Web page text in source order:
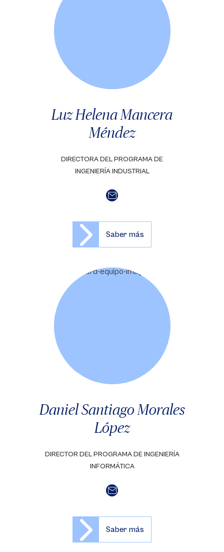
Luz Helena Mancera
Méndez
DIRECTORA DEL PROGRAMA DE
INGENIERÍA INDUSTRIAL
Saber más
Daniel Santiago Morales
López
DIRECTOR DEL PROGRAMA DE INGENIERÍA
INFORMÁTICA
Saber más